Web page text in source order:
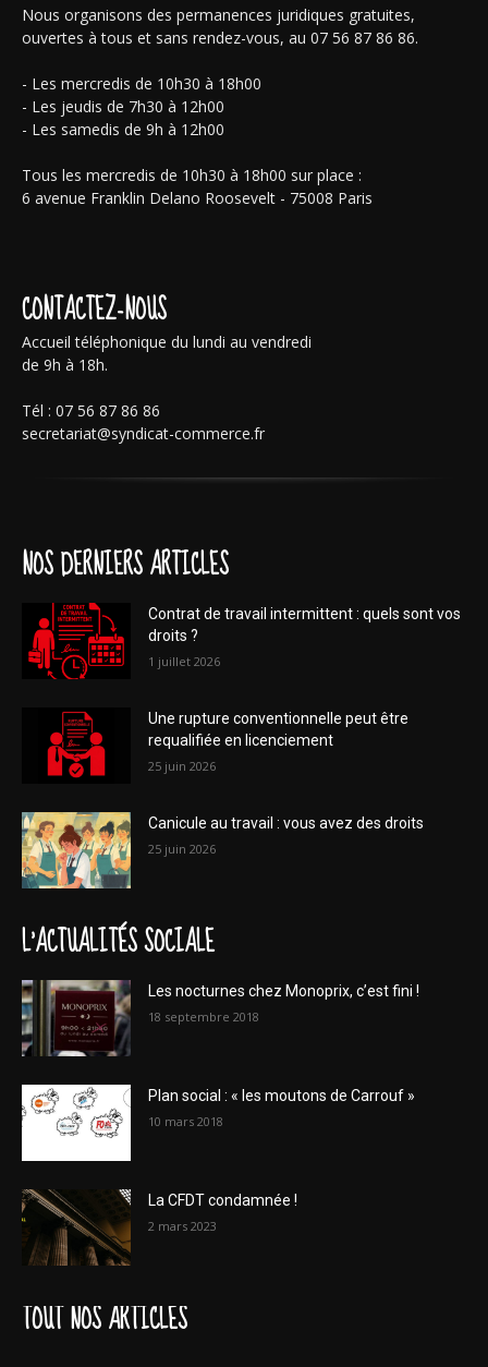
Nous organisons des permanences juridiques gratuites,
ouvertes à tous et sans rendez-vous, au 07 56 87 86 86.
- Les mercredis de 10h30 à 18h00
- Les jeudis de 7h30 à 12h00
- Les samedis de 9h à 12h00
Tous les mercredis de 10h30 à 18h00 sur place :
6 avenue Franklin Delano Roosevelt - 75008 Paris
CONTACTEZ-NOUS
Accueil téléphonique du lundi au vendredi
de 9h à 18h.
Tél : 07 56 87 86 86
secretariat@syndicat-commerce.fr
NOS DERNIERS ARTICLES
Contrat de travail intermittent : quels sont vos
droits ?
1 juillet 2026
Une rupture conventionnelle peut être
requalifiée en licenciement
25 juin 2026
Canicule au travail : vous avez des droits
25 juin 2026
L'ACTUALITÉS SOCIALE
Les nocturnes chez Monoprix, c’est fini !
18 septembre 2018
Plan social : « les moutons de Carrouf »
10 mars 2018
La CFDT condamnée !
2 mars 2023
TOUT NOS ARTICLES